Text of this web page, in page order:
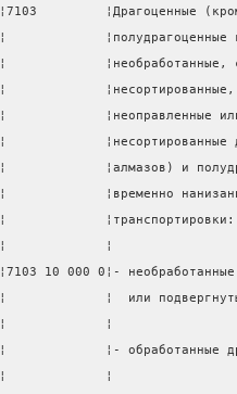
¦7103         ¦Драгоценные
¦             ¦полудрагоценные
¦
¦
¦             ¦неоправленные
¦             ¦несортированные
¦             ¦алмазов) и
¦             ¦временно
¦
¦             ¦
¦7103 10 000 0¦-
¦             ¦  или
¦             ¦
¦             ¦- обработанные
¦             ¦